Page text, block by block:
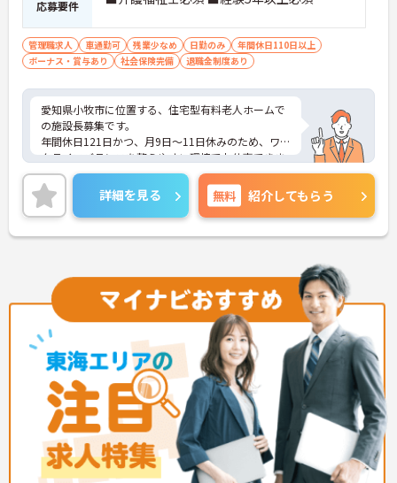
応募要件
管理職求人 車通勤可 残業少なめ 日勤のみ
年間休日110日以上
ボーナス・賞与あり
社会保険完備 退職金制度あり
愛知県小牧市に位置する、住宅型有料老人ホームで
の施設長募集です。
年間休日121日かつ、月9日～11日休みのため、ワー
クライフバランスを整えやすい環境でお仕事できま
す！
福利厚生多数で充実！資格取得支援制度もあり、ご
自身のスキルアップにも協力的な環境です！
ご興味のある方は面接のポイントをお伝えいたしま
すので、お気軽にお問い合わせください。
詳細を見る 無料 紹介してもらう